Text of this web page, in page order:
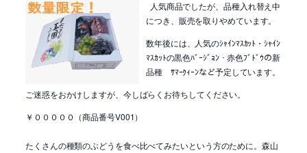
人気商品でしたが、品種入れ替え中
につき、販売を取りやめています。
数年後には、人気のｼｬｲﾝﾏｽｶｯﾄ・ｼｬｲﾝ
ﾏｽｶｯﾄの黒色ﾊﾞｰｼﾞｮﾝ・赤色ﾌﾞﾄﾞｳの新
品種 ｻﾏｰｸｨｰﾝなど予定しています。
ご迷惑をおかけしますが、今しばらくお待ちしてください。
￥０００００（商品番号V001）
たくさんの種類のぶどうを食べ比べてみたいという方のために。森山